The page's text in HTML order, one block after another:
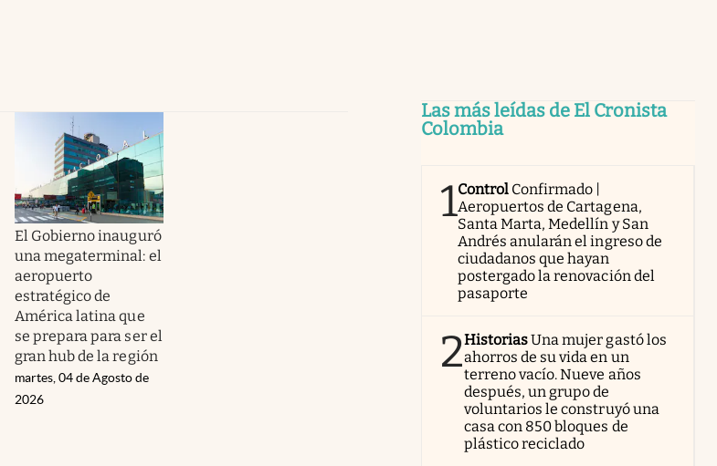
El Gobierno inauguró
una megaterminal: el
aeropuerto
estratégico de
América latina que
se prepara para ser el
gran hub de la región
martes, 04 de Agosto de
2026
Las más leídas de El Cronista
Colombia
1Control Confirmado |
Aeropuertos de Cartagena,
Santa Marta, Medellín y San
Andrés anularán el ingreso de
ciudadanos que hayan
postergado la renovación del
pasaporte
2HistoriasUna mujer gastó los
ahorros de su vida en un
terreno vacío. Nueve años
después, un grupo de
voluntarios le construyó una
casa con 850 bloques de
plástico reciclado